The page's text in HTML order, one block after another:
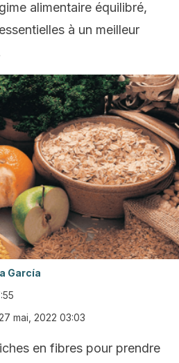
alimentaire équilibré,
à un meilleur
García
27 mai, 2022 03:03
en fibres pour prendre